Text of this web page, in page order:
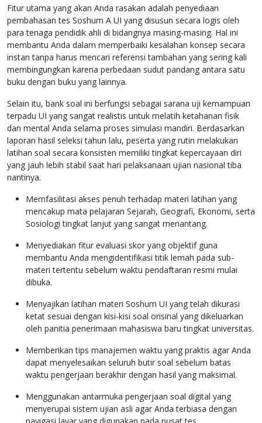
Fitur utama yang akan Anda rasakan adalah penyediaan
pembahasan tes Soshum A UI yang disusun secara logis oleh
para tenaga pendidik ahli di bidangnya masing-masing. Hal ini
membantu Anda dalam memperbaiki kesalahan konsep secara
instan tanpa harus mencari referensi tambahan yang sering kali
membingungkan karena perbedaan sudut pandang antara satu
buku dengan buku yang lainnya.
Selain itu, bank soal ini berfungsi sebagai sarana uji kemampuan
terpadu UI yang sangat realistis untuk melatih ketahanan fisik
dan mental Anda selama proses simulasi mandiri. Berdasarkan
laporan hasil seleksi tahun lalu, peserta yang rutin melakukan
latihan soal secara konsisten memiliki tingkat kepercayaan diri
yang jauh lebih stabil saat hari pelaksanaan ujian nasional tiba
nantinya.
Memfasilitasi akses penuh terhadap materi latihan yang
mencakup mata pelajaran Sejarah, Geografi, Ekonomi, serta
Sosiologi tingkat lanjut yang sangat menantang.
Menyediakan fitur evaluasi skor yang objektif guna
membantu Anda mengidentifikasi titik lemah pada sub-
materi tertentu sebelum waktu pendaftaran resmi mulai
dibuka.
Menyajikan latihan materi Soshum UI yang telah dikurasi
ketat sesuai dengan kisi-kisi soal orisinal yang dikeluarkan
oleh panitia penerimaan mahasiswa baru tingkat universitas.
Memberikan tips manajemen waktu yang praktis agar Anda
dapat menyelesaikan seluruh butir soal sebelum batas
waktu pengerjaan berakhir dengan hasil yang maksimal.
Menggunakan antarmuka pengerjaan soal digital yang
menyerupai sistem ujian asli agar Anda terbiasa dengan